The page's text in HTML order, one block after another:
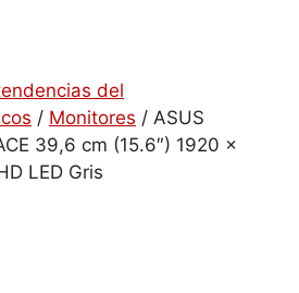
del
/ Monitores / ASUS
39,6 cm (15.6″) 1920 x
LED Gris